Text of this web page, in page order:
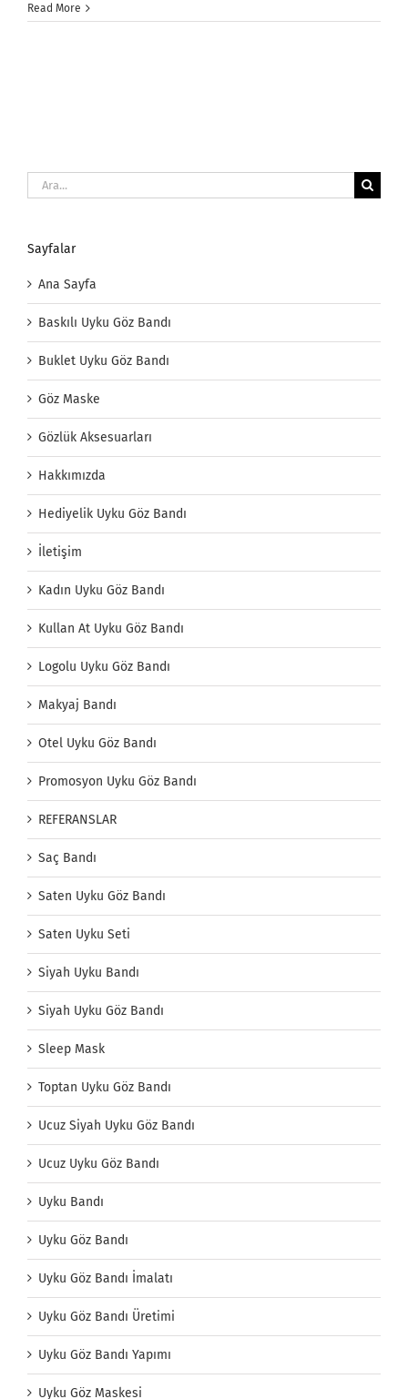
Read More
Ara:
Sayfalar
Ana Sayfa
Baskılı Uyku Göz Bandı
Buklet Uyku Göz Bandı
Göz Maske
Gözlük Aksesuarları
Hakkımızda
Hediyelik Uyku Göz Bandı
İletişim
Kadın Uyku Göz Bandı
Kullan At Uyku Göz Bandı
Logolu Uyku Göz Bandı
Makyaj Bandı
Otel Uyku Göz Bandı
Promosyon Uyku Göz Bandı
REFERANSLAR
Saç Bandı
Saten Uyku Göz Bandı
Saten Uyku Seti
Siyah Uyku Bandı
Siyah Uyku Göz Bandı
Sleep Mask
Toptan Uyku Göz Bandı
Ucuz Siyah Uyku Göz Bandı
Ucuz Uyku Göz Bandı
Uyku Bandı
Uyku Göz Bandı
Uyku Göz Bandı İmalatı
Uyku Göz Bandı Üretimi
Uyku Göz Bandı Yapımı
Uyku Göz Maskesi